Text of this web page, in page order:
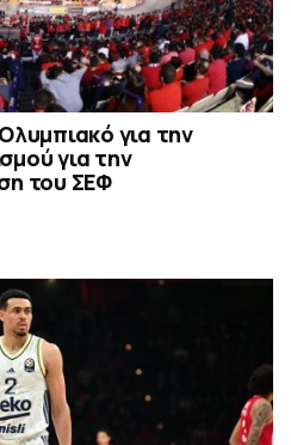
για την
για την
του ΣΕΦ